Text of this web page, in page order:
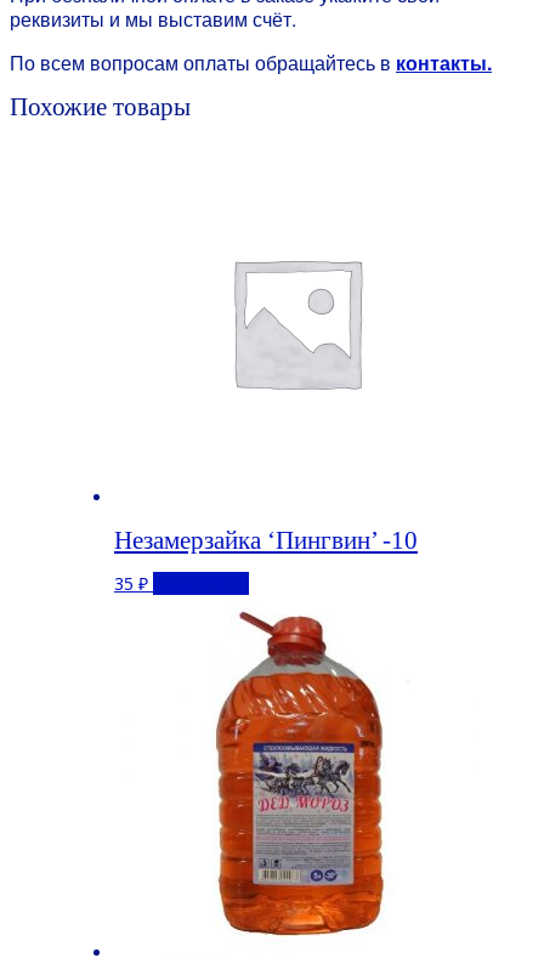
реквизиты и мы выставим счёт.
По всем вопросам оплаты обращайтесь в контакты.
Похожие товары
Незамерзайка ‘Пингвин’ -10
35 ₽